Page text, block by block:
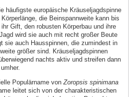
häufigste europäische Kräuseljagdspinne
die Beinspannweite kann bis
Gift, den robusten Körperbau und ihre
wird sie auch mit recht großer Beute
sie auch Hausspinnen, die zumindest in
größer sind. Kräuseljagdspinnen
nachts aktiv und streifen dann
Populärname von Zoropsis spinimana
leitet sich von der charakteristischen